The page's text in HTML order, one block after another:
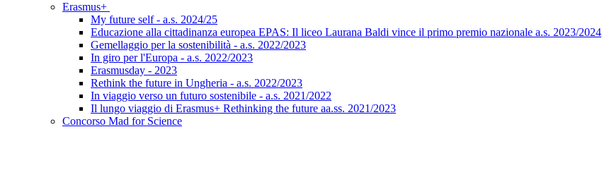
Erasmus+
My future self - a.s. 2024/25
Educazione alla cittadinanza europea EPAS: Il liceo Laurana Baldi vince il primo premio nazionale a.s. 2023/2024
Gemellaggio per la sostenibilità - a.s. 2022/2023
In giro per l'Europa - a.s. 2022/2023
Erasmusday - 2023
Rethink the future in Ungheria - a.s. 2022/2023
In viaggio verso un futuro sostenibile - a.s. 2021/2022
Il lungo viaggio di Erasmus+ Rethinking the future aa.ss. 2021/2023
Concorso Mad for Science